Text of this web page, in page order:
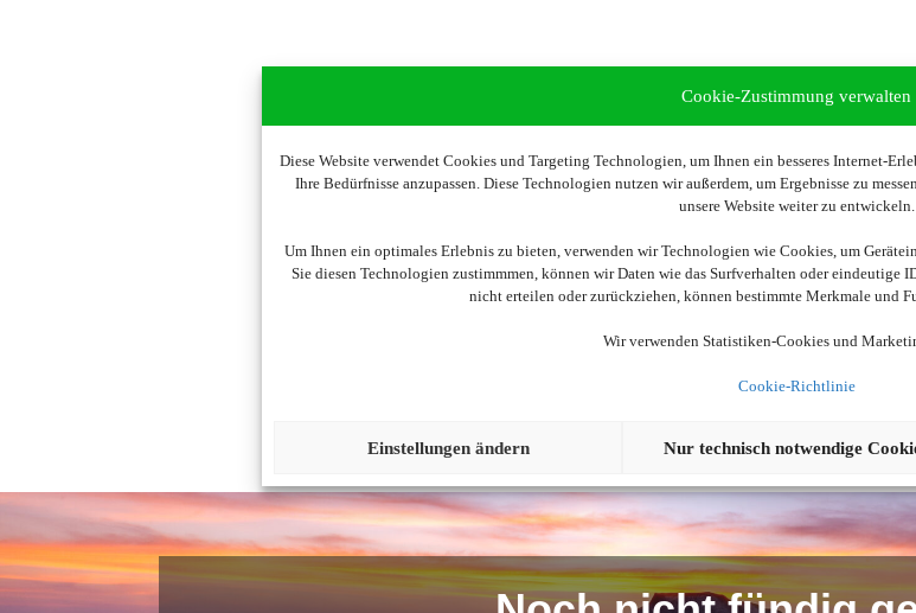
Cookie-Zustimmung verwalten
Diese Website verwendet Cookies und Targeting Technologien, um Ihnen ein besseres Internet-
Ihre Bedürfnisse anzupassen. Diese Technologien nutzen wir außerdem, um Ergebnisse zu
unsere Website weiter zu entwickeln.
Um Ihnen ein optimales Erlebnis zu bieten, verwenden wir Technologien wie Cookies, um
Sie diesen Technologien zustimmmen, können wir Daten wie das Surfverhalten oder eindeutige
nicht erteilen oder zurückziehen, können bestimmte Merkmale und
Wir verwenden Statistiken-Cookies und
Cookie-Richtlinie
Nur technisch notwendige
Einstellungen ändern
Wir brauchen Ihre
Um diesen Inhalt darzustellen, aktivieren Sie bitte die Cookies. Es